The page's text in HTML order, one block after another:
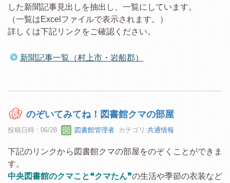
した新聞記事見出しを抽出し、一覧にしています。
（一覧はExcelファイルで表示されます。）
詳しくは下記リンクをご確認ください。
新聞記事一覧（村上市・岩船郡）
のぞいてみてね！図書館クマの部屋
投稿日時 : 06/28 図書館管理者 カテゴリ:共通情報
下記のリンクから図書館クマの部屋をのぞくことができま
す。
中央図書館のクマこと❝クマたん❞の生活や季節の衣装など